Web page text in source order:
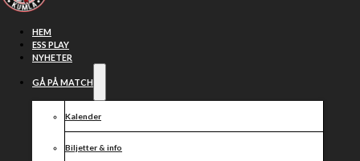
HEM
ESS PLAY
NYHETER
GÅ PÅ MATCH
Kalender
Biljetter & info